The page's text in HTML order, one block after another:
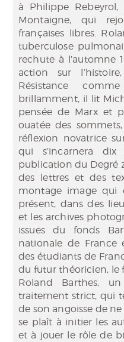
à Philippe
Montaigne, qui
françaises libres.
tuberculose
rechute à l’automne
action sur
Résistance
brillamment, il lit
pensée de Marx et
ouatée des
réflexion novatrice
qui s’incarnera
publication du Degré
des lettres et des
montage image qui
présent, dans des
et les archives
issues du fonds
nationale de
des étudiants de
du futur théoricien, le
Roland Barthes,
traitement strict, qui
de son angoisse de
se plaît à initier les
et à jouer le rôle de